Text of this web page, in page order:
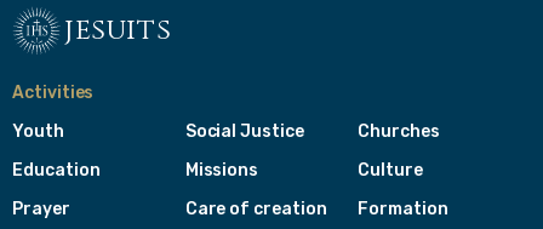
jesuits
Activities
Youth
Education
Prayer
Social Justice
Missions
Care of creation
Churches
Culture
Formation